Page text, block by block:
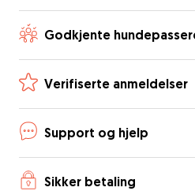
Godkjente
Verifiserte anmeldelser
Support og hjelp
Sikker betaling